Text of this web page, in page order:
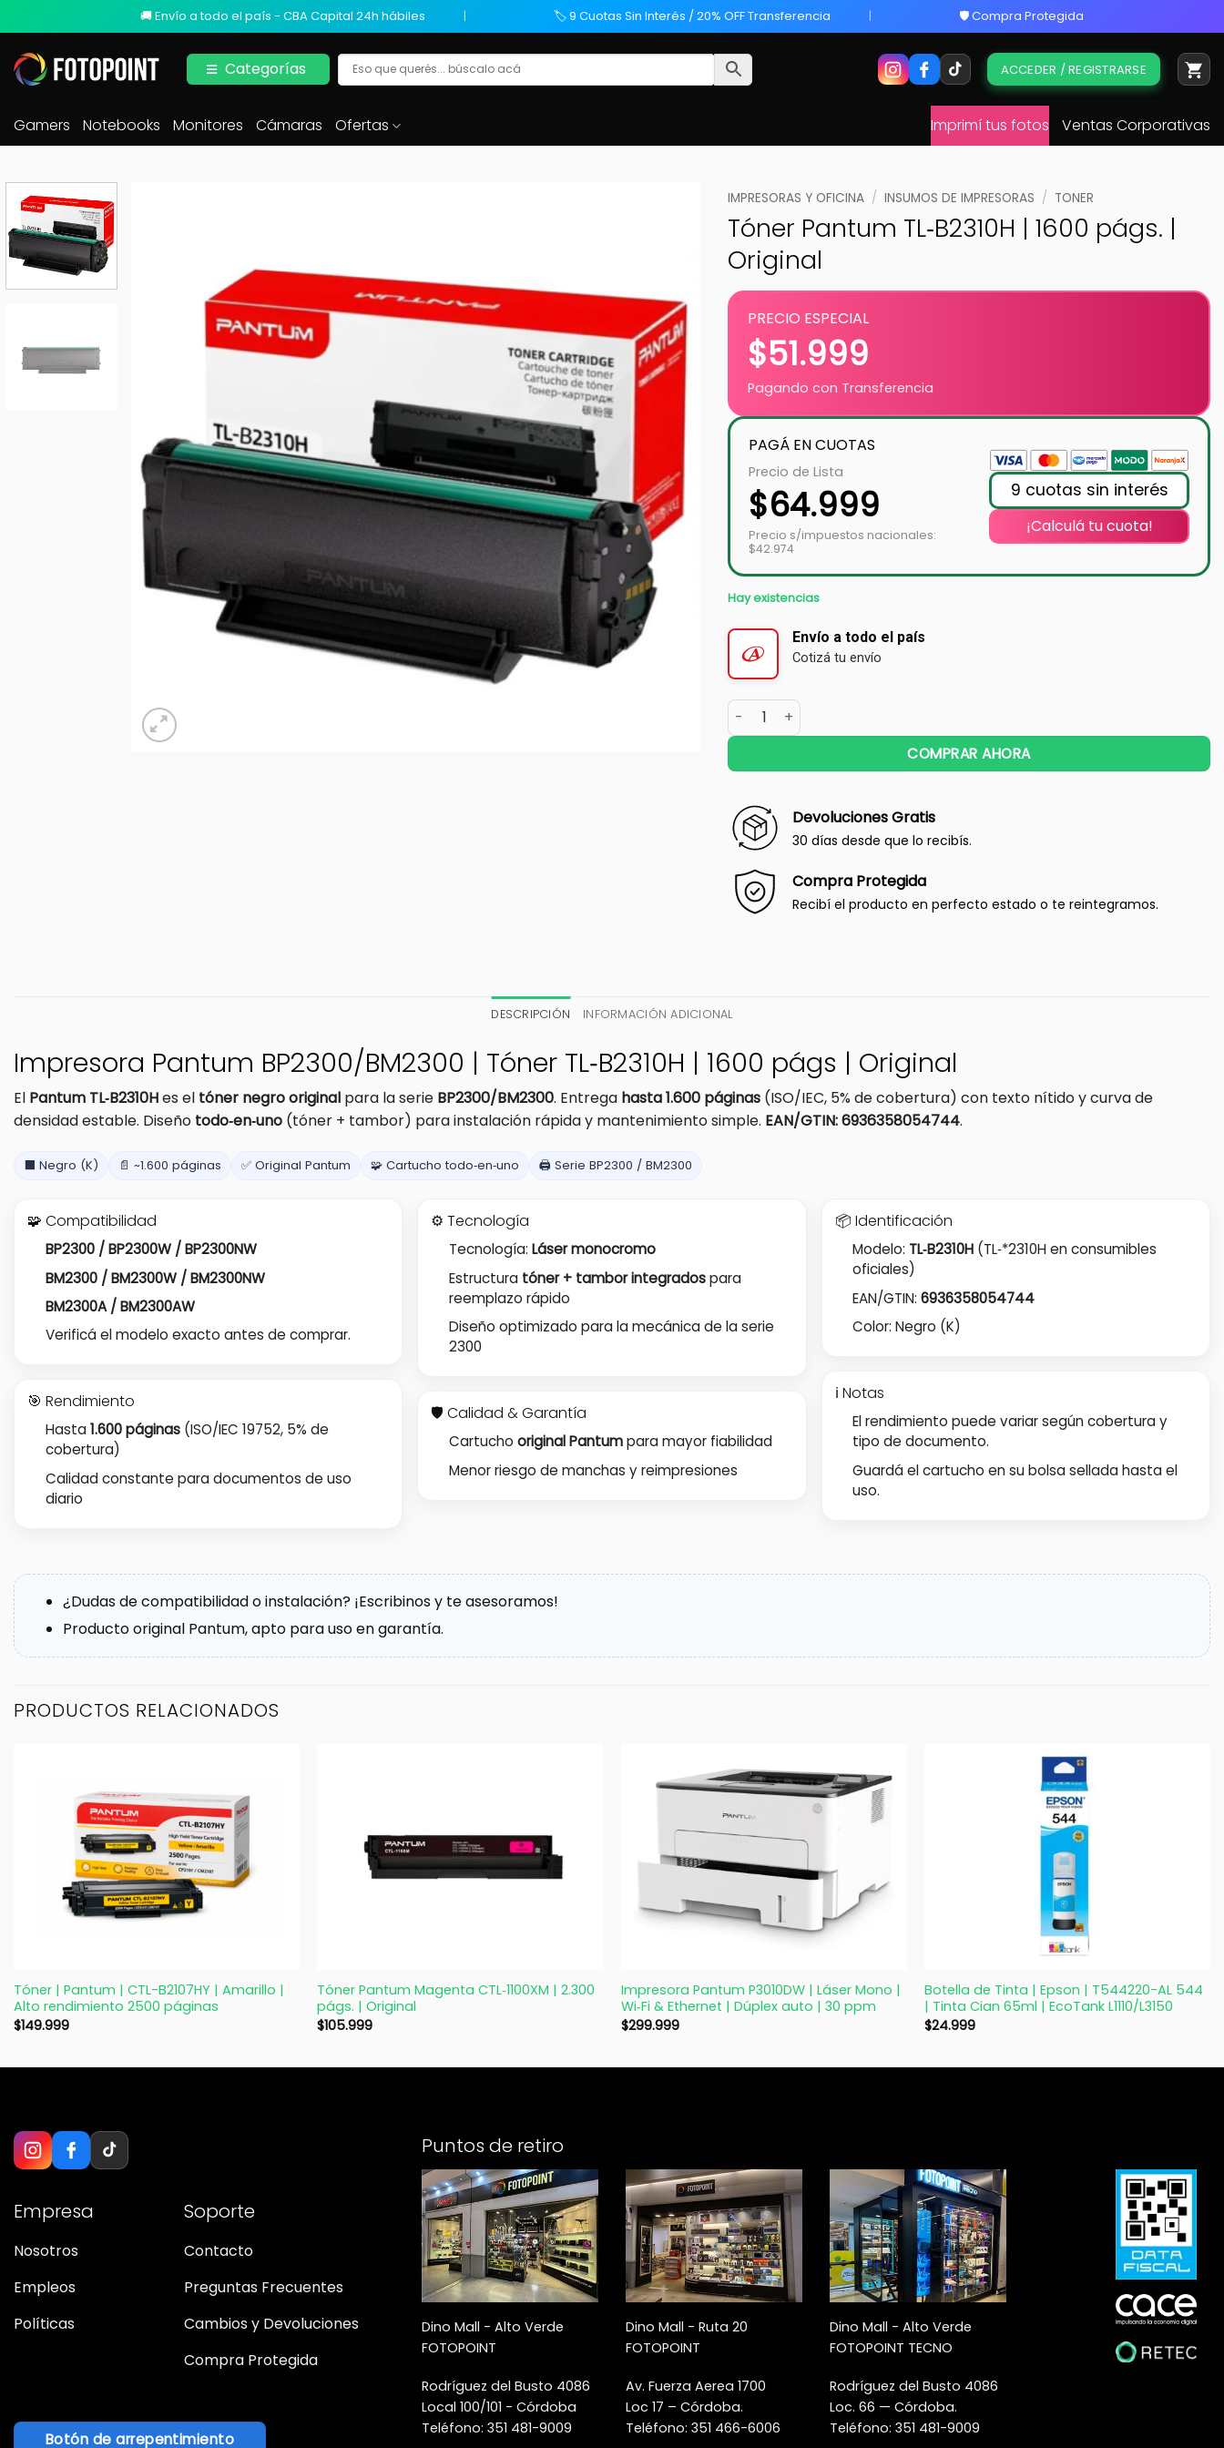
🚚 Envío a todo el país - CBA Capital 24h hábiles 🏷️ 9 Cuotas Sin Interés / 20% OFF Transferencia 🛡️ Compra Protegida
Categorías ACCEDER / REGISTRARSE
Gamers Notebooks Monitores Cámaras Ofertas Imprimí tus fotos Ventas Corporativas
IMPRESORAS Y OFICINA / INSUMOS DE IMPRESORAS / TONER
Tóner Pantum TL‑B2310H | 1600 págs. |
Original
PRECIO ESPECIAL
$51.999
Pagando con Transferencia
PAGÁ EN CUOTAS
Precio de Lista
$64.999
Precio s/impuestos nacionales:
$42.974
9 cuotas sin interés
¡Calculá tu cuota!
Hay existencias
Envío a todo el país
Cotizá tu envío
COMPRAR AHORA
Devoluciones Gratis
30 días desde que lo recibís.
Compra Protegida
Recibí el producto en perfecto estado o te reintegramos.
DESCRIPCIÓN INFORMACIÓN ADICIONAL
Impresora Pantum BP2300/BM2300 | Tóner TL‑B2310H | 1600 págs | Original
El Pantum TL‑B2310Hes el tóner negro original para la serie BP2300/BM2300. Entrega hasta 1.600 páginas (ISO/IEC, 5% de cobertura) con texto nítido y curva de
densidad estable. Diseño todo‑en‑uno (tóner + tambor) para instalación rápida y mantenimiento simple. EAN/GTIN: 6936358054744.
⬛ Negro (K) 📄 ~1.600 páginas ✅ Original Pantum 🧩 Cartucho todo‑en‑uno 🖨️ Serie BP2300 / BM2300
🧩 Compatibilidad
BP2300 / BP2300W / BP2300NW
BM2300 / BM2300W / BM2300NW
BM2300A / BM2300AW
Verificá el modelo exacto antes de comprar.
🎯 Rendimiento
Hasta1.600 páginas(ISO/IEC 19752, 5% de
cobertura)
Calidad constante para documentos de uso
diario
⚙️ Tecnología
Tecnología:Láser monocromo
Estructura tóner + tambor integradospara
reemplazo rápido
Diseño optimizado para la mecánica de la serie
2300
🛡️ Calidad & Garantía
Cartuchooriginal Pantumpara mayor fiabilidad
Menor riesgo de manchas y reimpresiones
📦 Identificación
Modelo: TL‑B2310H (TL‑*2310H en consumibles
oficiales)
EAN/GTIN:6936358054744
Color: Negro (K)
ℹ️ Notas
El rendimiento puede variar según cobertura y
tipo de documento.
Guardá el cartucho en su bolsa sellada hasta el
uso.
¿Dudas de compatibilidad o instalación? ¡Escribinos y te asesoramos!
Producto original Pantum, apto para uso en garantía.
PRODUCTOS RELACIONADOS
Tóner | Pantum | CTL-B2107HY | Amarillo |
Alto rendimiento 2500 páginas
$149.999
Tóner Pantum Magenta CTL‑1100XM | 2.300
págs. | Original
$105.999
Impresora Pantum P3010DW | Láser Mono |
Wi‑Fi & Ethernet | Dúplex auto | 30 ppm
$299.999
Botella de Tinta | Epson | T544220-AL 544
| Tinta Cian 65ml | EcoTank L1110/L3150
$24.999
Empresa
Nosotros
Empleos
Políticas
Soporte
Contacto
Preguntas Frecuentes
Cambios y Devoluciones
Compra Protegida
Botón de arrepentimiento
Puntos de retiro
Dino Mall - Alto Verde
FOTOPOINT
Rodríguez del Busto 4086
Local 100/101 - Córdoba
Teléfono: 351 481-9009
Dino Mall - Ruta 20
FOTOPOINT
Av. Fuerza Aerea 1700
Loc 17 – Córdoba.
Teléfono: 351 466-6006
Dino Mall - Alto Verde
FOTOPOINT TECNO
Rodríguez del Busto 4086
Loc. 66 — Córdoba.
Teléfono: 351 481-9009